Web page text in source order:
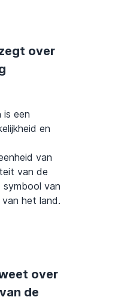
over
is een
en
van
van de
symbool van
het land.
over
de